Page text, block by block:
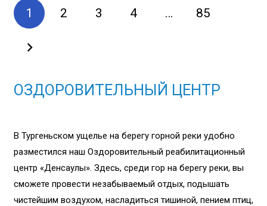
1 2 3 4 … 85
ОЗДОРОВИТЕЛЬНЫЙ ЦЕНТР
В Тургеньском ущелье на берегу горной реки удобно
разместился наш Оздоровительный реабилитационный
центр «Денсаулық». Здесь, среди гор на берегу реки, вы
сможете провести незабываемый отдых, подышать
чистейшим воздухом, насладиться тишиной, пением птиц,